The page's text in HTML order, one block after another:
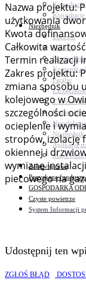
Niezbędnik
Zdrowie
Oświata
Parafie
C.ześć w
Budżet
Niezbędnik
Aplikacja
Mapa
Załatw sprawę
Pozyskane fundusze
GOSPODARKA
Czyste powietrze
System Informacji
Nazwa projektu:
użytkowania
Kwota
Całkowita
Termin realizacji
Zakres projektu:
zmiana sposobu
kolejowego w
szczególności
ocieplenie i
stropów, izolację
okiennej i
wymianę
piecowego na
Udostępnij ten
ZGŁOŚ BŁĄD